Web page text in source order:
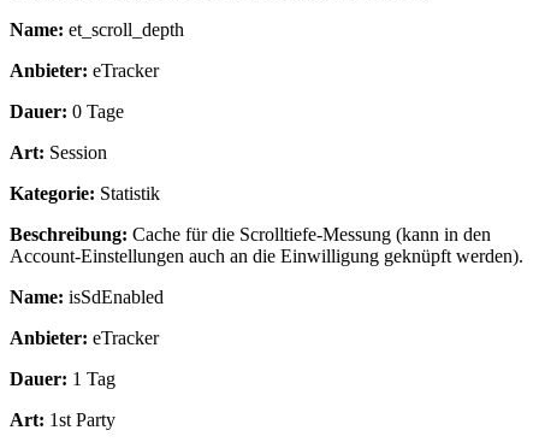
Name: et_scroll_depth
Anbieter: eTracker
Dauer: 0 Tage
Art: Session
Kategorie: Statistik
Beschreibung: Cache für die Scrolltiefe-Messung (kann in den
Account-Einstellungen auch an die Einwilligung geknüpft werden).
Name: isSdEnabled
Anbieter: eTracker
Dauer: 1 Tag
Art: 1st Party